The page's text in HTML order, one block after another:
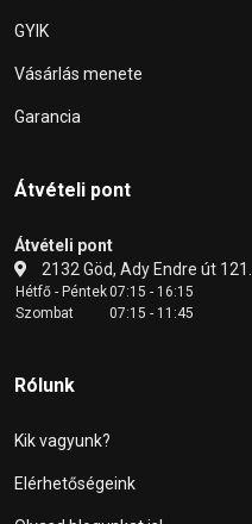
GYIK
Vásárlás menete
Garancia
Átvételi pont
Átvételi pont
2132 Göd, Ady Endre út 121.
Hétfő - Péntek07:15 - 16:15
Szombat
07:15 - 11:45
Rólunk
Kik vagyunk?
Elérhetőségeink